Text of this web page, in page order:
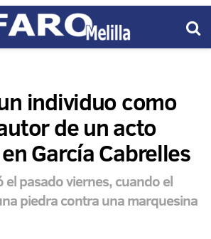
individuo como
de un acto
García Cabrelles
el pasado viernes, cuando el
piedra contra una marquesina